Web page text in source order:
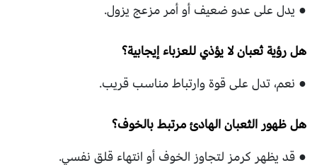
● يدل على عدو ضعيف أو أمر مزعج يزول.
هل رؤية ثعبان لا يؤذي للعزباء إيجابية؟
● نعم، تدل على قوة وارتباط مناسب قريب.
هل ظهور الثعبان الهادئ مرتبط بالخوف؟
● قد يظهر كرمز لتجاوز الخوف أو انتهاء قلق نفسي.